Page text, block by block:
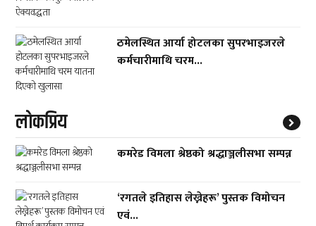
ठमेलस्थित आर्या होटलका सुपरभाइजरले
कर्मचारीमाथि चरम...
लाेकप्रिय
कमरेड विमला श्रेष्ठको श्रद्धाञ्जलीसभा सम्पन्न
‘रगतले इतिहास लेख्नेहरू’ पुस्तक विमोचन
एवं...